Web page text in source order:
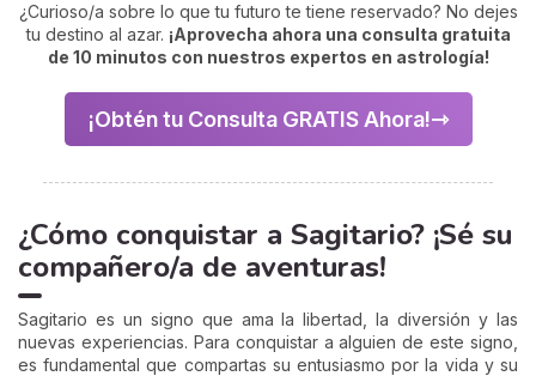
¿Curioso/a sobre lo que tu futuro te tiene reservado? No dejes
tu destino al azar. ¡Aprovecha ahora una consulta gratuita
de 10 minutos con nuestros expertos en astrología!
¡Obtén tu Consulta GRATIS Ahora!
¿Cómo conquistar a Sagitario? ¡Sé su
compañero/a de aventuras!
Sagitario es un signo que ama la libertad, la diversión y las
nuevas experiencias. Para conquistar a alguien de este signo,
es fundamental que compartas su entusiasmo por la vida y su